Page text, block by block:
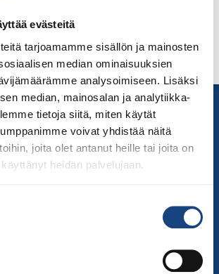
evästeitä
tarjoamamme sisällön ja mainosten
median ominaisuuksien
analysoimiseen. Lisäksi
median, mainosalan ja analytiikka-
tietoja siitä, miten käytät
voivat yhdistää näitä
joita olet antanut heille tai joita on
heidän palvelujaan.
Suomen Judoliitto
Olympiastadion
Paavo Nurmen tie 1